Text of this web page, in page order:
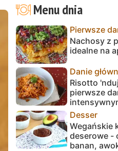
Menu dnia
Pierwsze
Nachosy z
idealne na
Danie
Risotto
pierwsze
Desser
Wegańskie
deserowe -
banan,